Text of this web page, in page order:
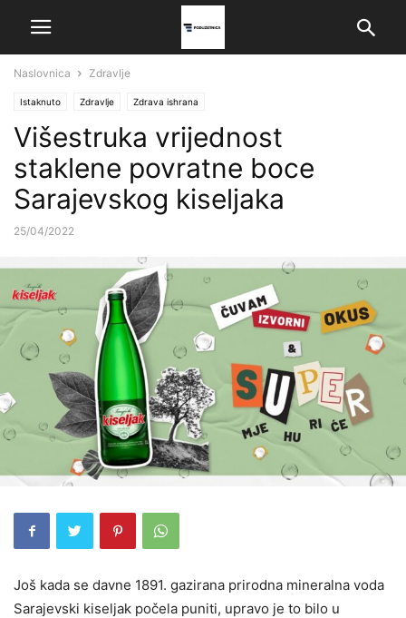
Naslovnica Zdravlje
Istaknuto Zdravlje Zdrava ishrana
Višestruka vrijednost
staklene povratne boce
Sarajevskog kiseljaka
25/04/2022
Još kada se davne 1891. gazirana prirodna mineralna voda
Sarajevski kiseljak počela puniti, upravo je to bilo u